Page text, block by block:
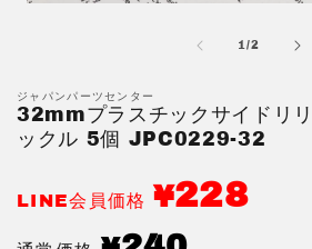
で
メ
デ
ィ
(1)
を
1/の
2
ジャパンパーツセンター
32mmプラスチックサイドリ
ックル 5個 JPC0229-32
LINE会員価格 ¥228
通